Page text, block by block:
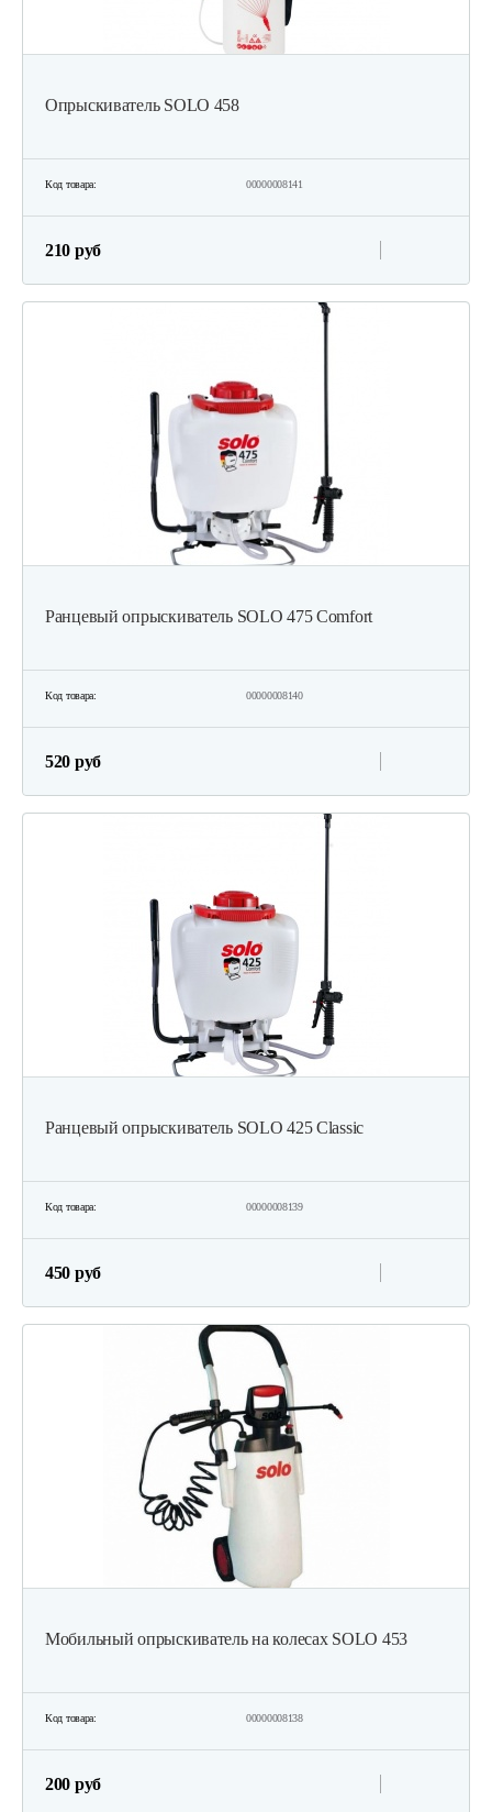
Опрыскиватель SOLO 458
Код товара: 00000008141
210 руб
Ранцевый опрыскиватель SOLO 475 Comfort
Код товара: 00000008140
520 руб
Ранцевый опрыскиватель SOLO 425 Classic
Код товара: 00000008139
450 руб
Мобильный опрыскиватель на колесах SOLO 453
Код товара: 00000008138
200 руб